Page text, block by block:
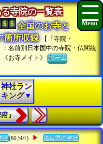
る寺院の一覧表
全国のお寺と
箇所収録
【『寺院・
名前別日本国中の寺院・仏閣統
《お寺メイト》ホーム
神社ラン
キング▼
府』
社(80,507)
滋賀県の神社